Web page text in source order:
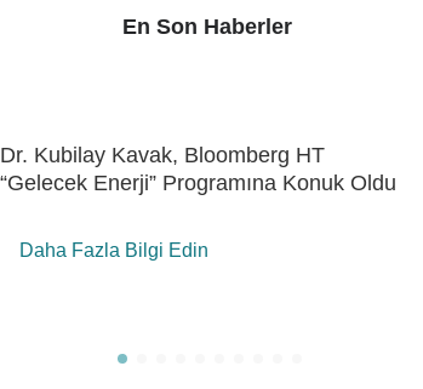
En Son Haberler
Eren Holding’de “ÇSY Metrikleri Çalıştayı”